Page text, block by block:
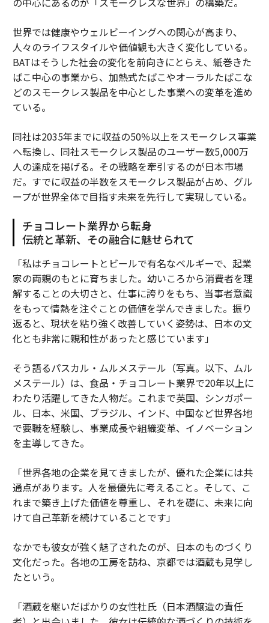
世界では健康やウェルビーイングへの関心が高まり、
人々のライフスタイルや価値観も大きく変化している。
BATはそうした社会の変化を前向きにとらえ、紙巻きた
ばこ中心の事業から、加熱式たばこやオーラルたばこな
どのスモークレス製品を中心とした事業への変革を進め
ている。
同社は2035年までに収益の50％以上をスモークレス事業
へ転換し、同社スモークレス製品のユーザー数5,000万
人の達成を掲げる。その戦略を牽引するのが日本市場
だ。すでに収益の半数をスモークレス製品が占め、グル
ープが世界全体で目指す未来を先行して実現している。
チョコレート業界から転身
伝統と革新、その融合に魅せられて
「私はチョコレートとビールで有名なベルギーで、起業
家の両親のもとに育ちました。幼いころから消費者を理
解することの大切さと、仕事に誇りをもち、当事者意識
をもって情熱を注ぐことの価値を学んできました。振り
返ると、現状を粘り強く改善していく姿勢は、日本の文
化とも非常に親和性があったと感じています」
そう語るパスカル・ムルメステール（写真。以下、ムル
メステール）は、食品・チョコレート業界で20年以上に
わたり活躍してきた人物だ。これまで英国、シンガポー
ル、日本、米国、ブラジル、インド、中国など世界各地
で要職を経験し、事業成長や組織変革、イノベーション
を主導してきた。
「世界各地の企業を見てきましたが、優れた企業には共
通点があります。人を最優先に考えること。そして、こ
れまで築き上げた価値を尊重し、それを礎に、未来に向
けて自己革新を続けていることです」
なかでも彼女が強く魅了されたのが、日本のものづくり
文化だった。各地の工房を訪ね、京都では酒蔵も見学し
たという。
「酒蔵を継いだばかりの女性杜氏（日本酒醸造の責任